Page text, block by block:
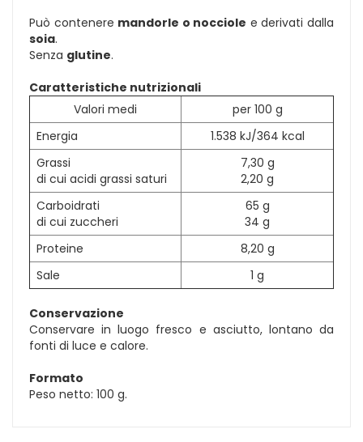
Può contenere mandorle o nocciole e derivati dalla
soia.
Senza glutine.
Caratteristiche nutrizionali
Valori medi
per 100 g
Energia
1.538 kJ/364 kcal
Grassi
di cui acidi grassi saturi
7,30 g
2,20 g
Carboidrati
di cui zuccheri
65 g
34 g
Proteine
8,20 g
Sale
1 g
Conservazione
Conservare in luogo fresco e asciutto, lontano da
fonti di luce e calore.
Formato
Peso netto: 100 g.